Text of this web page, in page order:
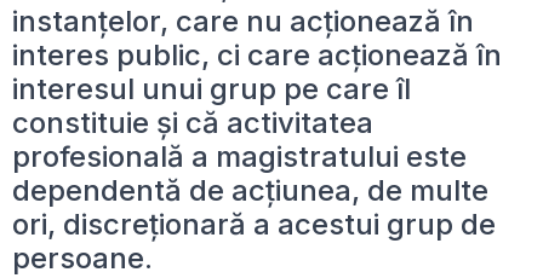
instanțelor, care nu acționează în
interes public, ci care acționează în
interesul unui grup pe care îl
constituie și că activitatea
profesională a magistratului este
dependentă de acțiunea, de multe
ori, discreționară a acestui grup de
persoane.